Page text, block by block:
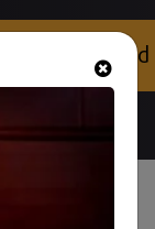
és nézd